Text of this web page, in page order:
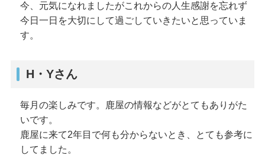
今、元気になれましたがこれからの人生感謝を忘れず
今日一日を大切にして過ごしていきたいと思っていま
す。
H・Yさん
毎月の楽しみです。鹿屋の情報などがとてもありがた
いです。
鹿屋に来て2年目で何も分からないとき、とても参考に
してました。